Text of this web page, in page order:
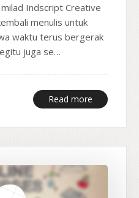
Indscript Creative
menulis untuk
waktu terus bergerak
juga se…
Read more